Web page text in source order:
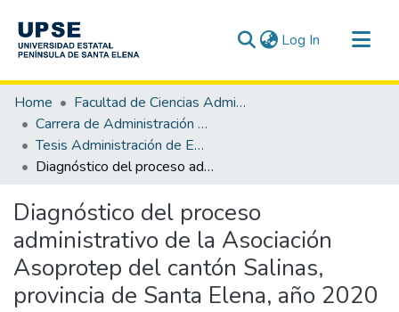
Log In (current)
Communities & Collections
All of DSpace
Statistics
Home
Facultad de Ciencias Administrativas
Carrera de Administración de Empresas
Tesis Administración de Empresas
Diagnóstico del proceso administrativo de la Asociación Asoprotep del cantón Salinas, provincia de Santa Elena, año 2020
Diagnóstico del proceso
administrativo de la Asociación
Asoprotep del cantón Salinas,
provincia de Santa Elena, año 2020